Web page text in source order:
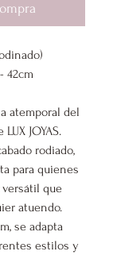
42cm
atemporal del
JOYAS.
rodiado,
para quienes
que
atuendo.
se adapta
estilos y